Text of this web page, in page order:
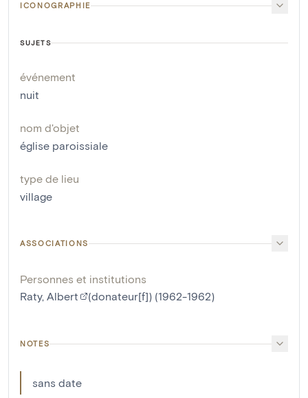
ICONOGRAPHIE
SUJETS
événement
nuit
nom d'objet
église paroissiale
type de lieu
village
ASSOCIATIONS
Personnes et institutions
Raty, Albert
(donateur[f]) (1962-1962)
NOTES
sans date